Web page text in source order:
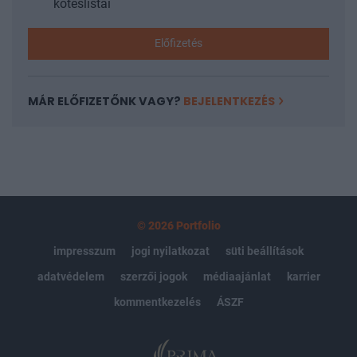
kötéslistái
Előfizetés
MÁR ELŐFIZETŐNK VAGY? BEJELENTKEZÉS
© 2026 Portfolio
impresszum
jogi nyilatkozat
süti beállítások
adatvédelem
szerzői jogok médiaajánlat
karrier
kommentkezelés
ÁSZF